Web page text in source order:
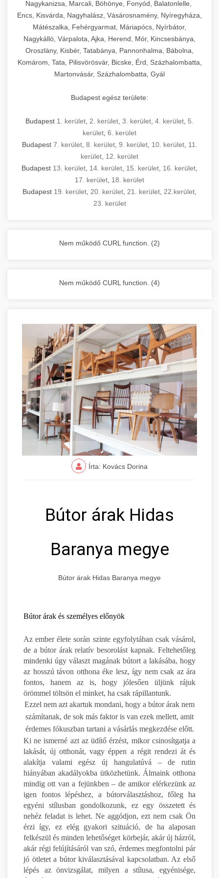
Ipari sütők és gőzpárolók katalógusa -
chef-iparikonyhagepek.hu
berendezések
használatot, miközben megfelel az összes
higiéniai előírásnak.
Ipari hűtőberendezések széles
választéka - chef-iparikonyhagepek.hu
kereskedelmi hűtőegység és hűtőkamra rendszerek
hőmérsékletet és vízminőséget figyelő
rendszerekkel, valamint energiatakarékos
technológiával rendelkeznek. A rozsdamentes
acél konstrukció és a könnyen hozzáférhető
karbantartási pontok biztosítják a hosszú
élettartamot és az egyszerű üzemeltetést.
Ipari mosogatógépek teljes kínálata -
kereskedelmi mosogatógép és tisztítóberendezések
tisztíthatók, szétszerelhetők és karbantarthatók,
megfelelnek az összes élelmiszer-biztonsági
előírásnak. Különböző teljesítményű modellek
állnak rendelkezésre asztali és állványos
kivitelben, az egyedi igények és a
feldolgozandó mennyiségek függvényében.
Biztonságos kezelést biztosító védőburkolatok
számára.
Sajtreszelő gépek szakmai választéka -
chef-iparikonyhagepek.hu
kereskedelmi sajtreszelő és aprítógépek
berendezést magában foglal, amely szükséges
egy modern, hatékonyan működő
kereskedelmi konyha komplett felszereléséhez
és működtetéséhez. Az alapvető
főzőberendezésektől (tűzhelyek, sütők,
grillsütők, frittőzök) kezdve a speciális
feldolgozógépeken (szeletelők, aprítók,
kiegészítő eszközökig mindent egy helyen
megtalál. Szakértő tanácsadóink segítenek a
megfelelő berendezések kiválasztásában, a
konyha optimális elrendezésének
megtervezésében, valamint a telepítés és az
üzembe helyezés koordinálásában. Hosszú távú
garancia, gyors szerviz és folyamatos műszaki
támogatás biztosítja az Ön nyugalmát és
Nagykonyhai berendezések komplett
Nagykanizsa, Marcali, Böhönye, Fonyód, Balatonlelle,
Encs, Kisvárda, Nagyhalász, Vásárosnamény, Nyíregyháza,
Mátészalka, Fehérgyarmat, Máriapócs, Nyírbátor,
Nagykálló, Várpalota, Ajka, Herend, Mór, Kincsesbánya,
Oroszlány, Kisbér, Tatabánya, Pannonhalma, Bábolna,
Komárom, Tata, Pilisvörösvár, Bicske, Érd, Százhalombatta,
Martonvásár, Százhalombatta, Gyál
Budapest egész területe:
Budapest 1. kerület 2. kerület 3. kerület 4. kerület 5.
kerület 6. kerület
Budapest 7. kerület, 8. kerület, 9. kerület, 10. kerület, 11.
kerület 12. kerület
Budapest 13. kerület 14. kerület 15. kerület 16. kerület
17. kerület 18. kerület
Budapest 19. kerület 20. kerület 21. kerület 22.kerület
23. kerület
Nem működő CURL function. (2)
Nem működő CURL function. (4)
Írta: Kovács Dorina
Bútor árak Hidas
Baranya megye
Bútor árak Hidas Baranya megye
Bútor árak és személyes előnyök
Az ember élete során szinte egyfolytában csak vásárol,
de a bútor árak relatív besorolást kapnak. Feltehetőleg
mindenki úgy választ magának bútort a lakásába, hogy
az hosszú távon otthona éke lesz, így nem csak az ára
fontos, hanem az is, hogy jólesően üljünk rájuk
örömmel töltsön el minket, ha csak rápillantunk.
Ezzel nem azt akartuk mondani, hogy a bútor árak nem
számítanak, de sok más faktor is van ezek mellett, amit
érdemes fókuszban tartani a vásárlás megkezdése előtt.
Ki ne ismerné azt az üdítő érzést, mikor csinosítgatja a
lakását, új otthonát, vagy éppen a régit rendezi át és
alakítja valami egész új hangulatúvá – de rutin
hiányában akadályokba ütközhetünk. Álmaink otthona
mindig ott van a fejünkben – de amikor elérkezünk az
igen fontos lépéshez, a bútorválasztáshoz, főleg ha
egyéni stílusban gondolkozunk, ez egy összetett és
nehéz feladat is lehet. Ne aggódjon, ezt nem csak Ön
érzi így, ez elég gyakori szituáció, de ha alaposan
felkészül és minden lehetőséget körbejár, akár új házról,
akár régi felújításáról van szó, érdemes megfontolni pár
jó ötletet a bútor kiválasztásával kapcsolatban. Az első
lépés az önvizsgálat, milyen a stílusa, egyénisége,